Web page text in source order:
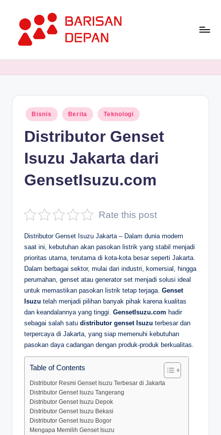
content
D
Terupdate
Posted
in
Bisnis Berita Teknologi
Distributor Genset
Isuzu Jakarta dari
GensetIsuzu.com
Rate this post
Distributor Genset Isuzu Jakarta – Dalam dunia modern
saat ini, kebutuhan akan pasokan listrik yang stabil menjadi
prioritas utama, terutama di kota-kota besar seperti Jakarta.
Dalam berbagai sektor, mulai dari industri, komersial, hingga
perumahan, genset atau generator set menjadi solusi ideal
untuk memastikan pasokan listrik tetap terjaga. Genset
Isuzu telah menjadi pilihan banyak pihak karena kualitas
dan keandalannya yang tinggi. GensetIsuzu.com hadir
sebagai salah satu distributor genset Isuzu terbesar dan
terpercaya di Jakarta, yang siap memenuhi kebutuhan
pasokan daya cadangan dengan produk-produk berkualitas.
Table of Contents
Distributor Resmi Genset Isuzu Terbesar di Jakarta
Distributor Genset Isuzu Tangerang
Distributor Genset Isuzu Depok
Distributor Genset Isuzu Bekasi
Distributor Genset Isuzu Bogor
Mengapa Memilih Genset Isuzu